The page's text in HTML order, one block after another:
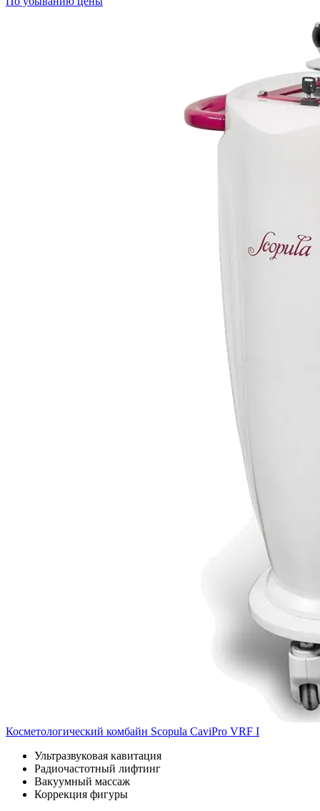
Косметологический комбайн Scopula CaviPro VRF I
Ультразвуковая кавитация
Радиочастотный лифтинг
Вакуумный массаж
Коррекция фигуры